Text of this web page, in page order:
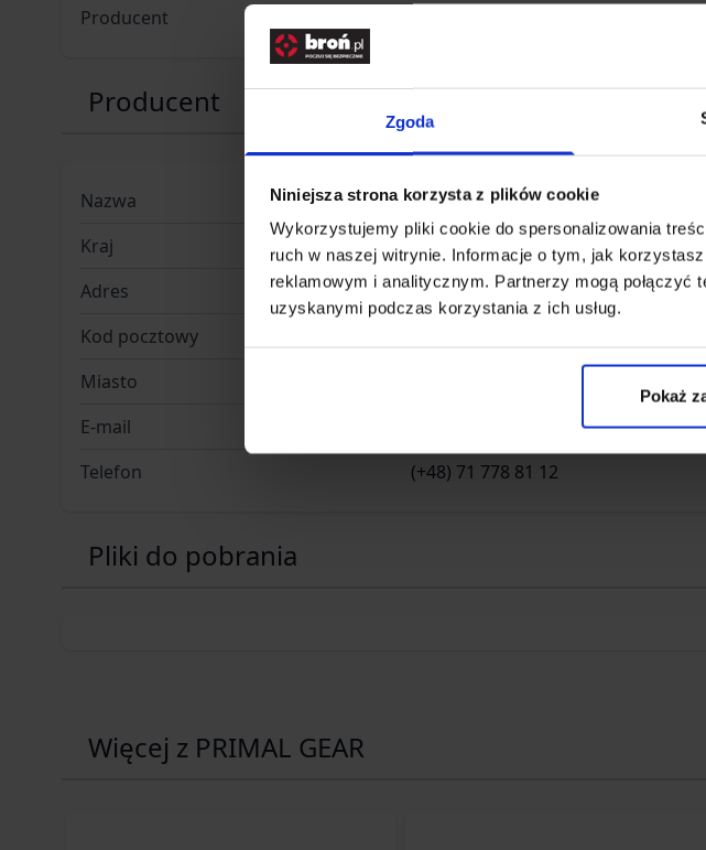
Zgoda
Niniejsza strona korzysta z plików cookie
Wykorzystujemy pliki cookie do spersonalizowania
ruch w naszej witrynie. Informacje o tym, jak
reklamowym i analitycznym. Partnerzy mogą
uzyskanymi podczas korzystania z ich usług.
Pokaż
Producent
Producent
Nazwa
GF CORP Sp. Z o.o. Sp.k.
Kraj
Polska
Adres
ul. Jana Długosza 42-46
Kod pocztowy
Miasto
E-mail
Telefon
(+48) 71 778 81 12
Pliki do pobrania
Więcej z PRIMAL GEAR